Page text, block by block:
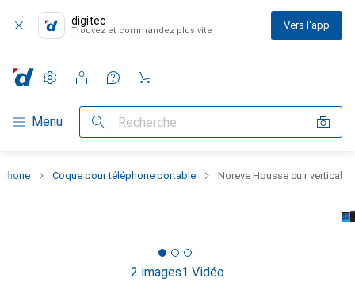
digitec
Trouvez et commandez plus vite Vers l'app
Navigation par catégorie
Menu Recherche
Paramètres
Compte client
Listes de comparaison
Listes d'envies
Panier
Coque pour téléphone portable Noreve Housse cuir vertical
2 images1 Vidéo